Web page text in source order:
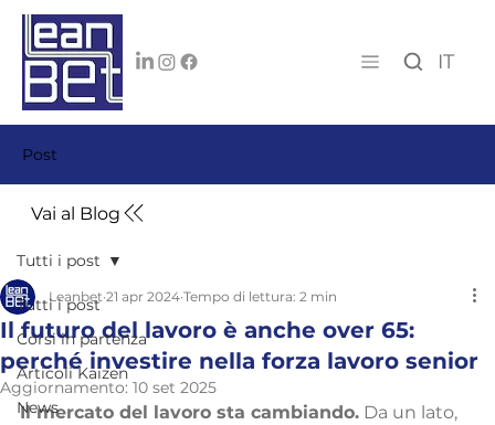
IT
Post
Vai al Blog
Tutti i post
Corsi in partenza
Articoli Kaizen
News
Tutti i post
Il futuro del lavoro è anche over 65:
perché investire nella forza lavoro senior
Leanbet 21 apr 2024 Tempo di lettura: 2 min
Aggiornamento: 10 set 2025
Il mercato del lavoro sta cambiando. Da un lato,